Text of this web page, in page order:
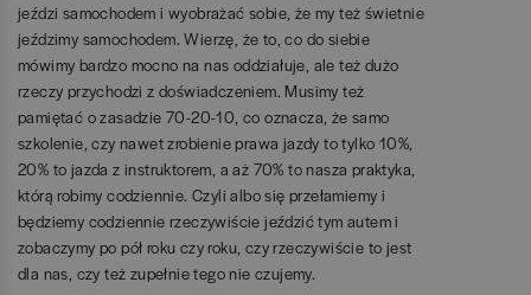
jeździ samochodem i wyobrażać sobie, że my też świetnie
jeździmy samochodem. Wierzę, że to, co do siebie
mówimy bardzo mocno na nas oddziałuje, ale też dużo
rzeczy przychodzi z doświadczeniem. Musimy też
pamiętać o zasadzie 70-20-10, co oznacza, że samo
szkolenie, czy nawet zrobienie prawa jazdy to tylko 10%,
20% to jazda z instruktorem, a aż 70% to nasza praktyka,
którą robimy codziennie. Czyli albo się przełamiemy i
będziemy codziennie rzeczywiście jeździć tym autem i
zobaczymy po pół roku czy roku, czy rzeczywiście to jest
dla nas, czy też zupełnie tego nie czujemy.